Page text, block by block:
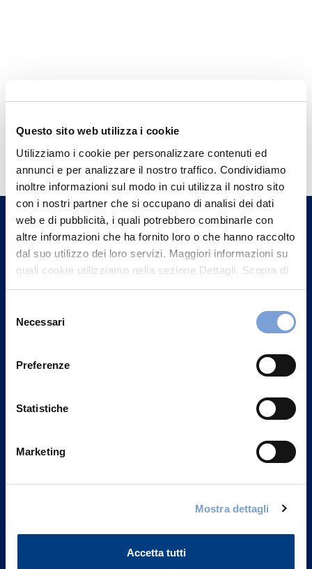
Questo sito web utilizza i cookie
Utilizziamo i cookie per personalizzare contenuti ed
annunci e per analizzare il nostro traffico. Condividiamo
inoltre informazioni sul modo in cui utilizza il nostro sito
con i nostri partner che si occupano di analisi dei dati
web e di pubblicità, i quali potrebbero combinarle con
altre informazioni che ha fornito loro o che hanno raccolto
dal suo utilizzo dei loro servizi. Maggiori informazioni su
quali cookie utilizziamo nella sezione Dettagli. Scopra di
più su chi siamo, come può contattarci e come trattiamo i
può trovare nel footer del sito nella sezione "Informativa
delNecessari
Preferenze
Statistiche
Marketing
Mostra dettagli
Accetta tutti
Hai bisogno di
informazioni?
Trova l'Agenzia più vicina a te e parla con
un nostro Agente.
Contattaci
Vittoria Assicurazioni S.p.A.